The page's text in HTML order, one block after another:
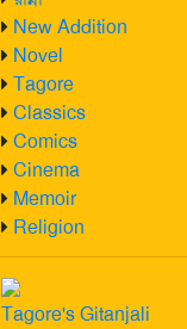
New Addition
Novel
Tagore
Classics
Comics
Cinema
Memoir
Religion
Tagore's Gitanjali